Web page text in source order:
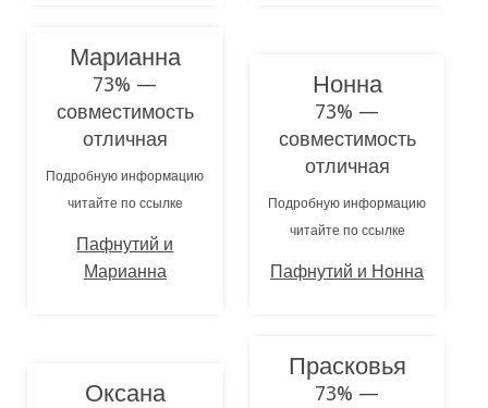
Марианна
73% —
совместимость
отличная
Подробную информацию
читайте по ссылке
Пафнутий и
Марианна
Нонна
73% —
совместимость
отличная
Подробную информацию
читайте по ссылке
Пафнутий и Нонна
Оксана
Прасковья
73% —